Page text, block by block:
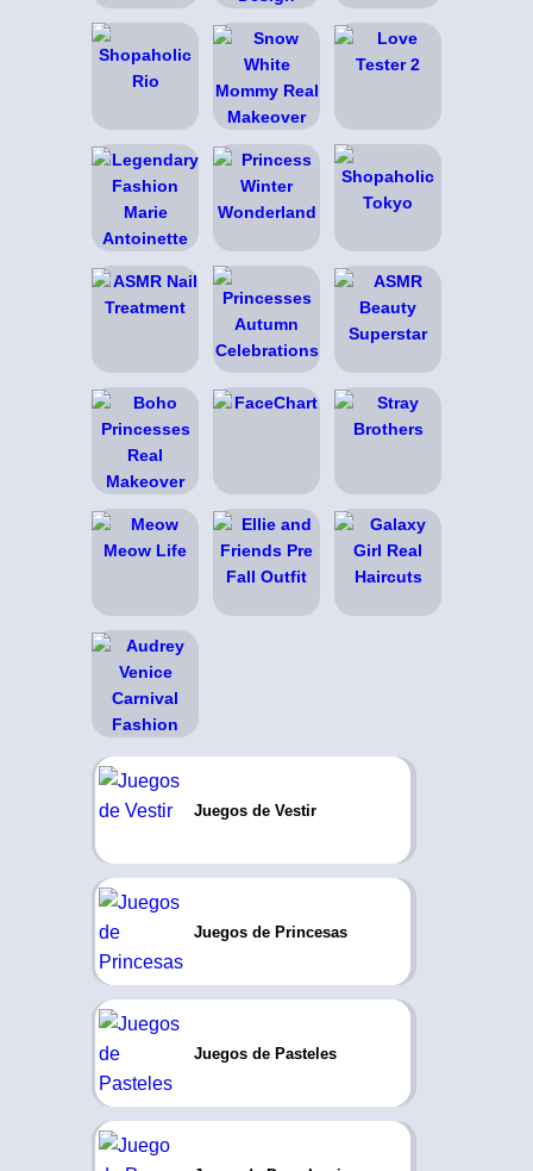
Juegos de Vestir
Juegos de Princesas
Juegos de Pasteles